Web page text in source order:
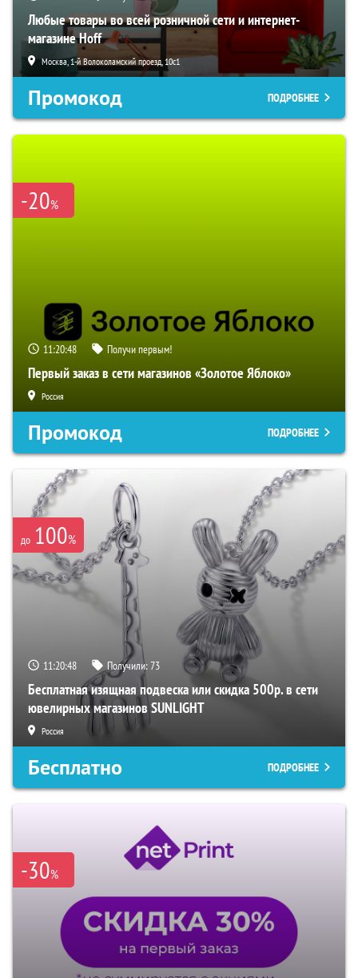
Любые товары во всей розничной сети и интернет-
магазине Hoff
Москва, 1-й Волоколамский проезд, 10с1
Промокод ПОДРОБНЕЕ
-20%
11:20:47 Получи первым!
Первый заказ в сети магазинов «Золотое Яблоко»
Россия
Промокод ПОДРОБНЕЕ
до 100%
11:20:47 Получили:73
Бесплатная изящная подвеска или скидка 500р. в сети
ювелирных магазинов SUNLIGHT
Россия
Бесплатно ПОДРОБНЕЕ
-30%